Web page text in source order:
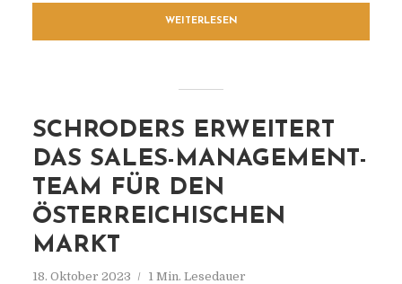
WEITERLESEN
SCHRODERS ERWEITERT
DAS SALES-MANAGEMENT-
TEAM FÜR DEN
ÖSTERREICHISCHEN
MARKT
18. Oktober 2023 1 Min. Lesedauer